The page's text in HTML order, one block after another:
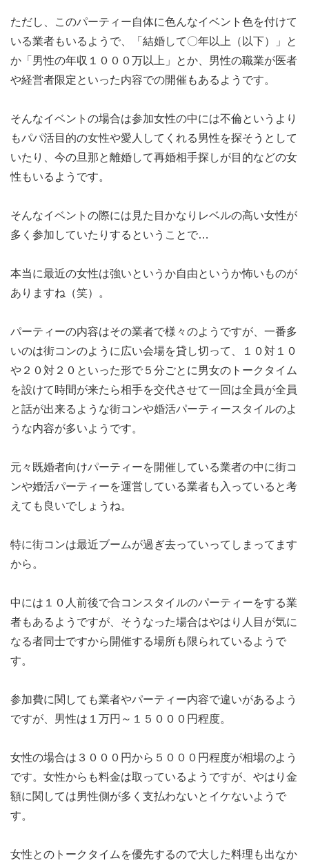
ただし、このパーティー自体に色んなイベント色を付けて
いる業者もいるようで、「結婚して〇年以上（以下）」と
か「男性の年収１０００万以上」とか、男性の職業が医者
や経営者限定といった内容での開催もあるようです。
そんなイベントの場合は参加女性の中には不倫というより
もパパ活目的の女性や愛人してくれる男性を探そうとして
いたり、今の旦那と離婚して再婚相手探しが目的などの女
性もいるようです。
そんなイベントの際には見た目かなりレベルの高い女性が
多く参加していたりするということで…
本当に最近の女性は強いというか自由というか怖いものが
ありますね（笑）。
パーティーの内容はその業者で様々のようですが、一番多
いのは街コンのように広い会場を貸し切って、１０対１０
や２０対２０といった形で５分ごとに男女のトークタイム
を設けて時間が来たら相手を交代させて一回は全員が全員
と話が出来るような街コンや婚活パーティースタイルのよ
うな内容が多いようです。
元々既婚者向けパーティーを開催している業者の中に街コ
ンや婚活パーティーを運営している業者も入っていると考
えても良いでしょうね。
特に街コンは最近ブームが過ぎ去っていってしまってます
から。
中には１０人前後で合コンスタイルのパーティーをする業
者もあるようですが、そうなった場合はやはり人目が気に
なる者同士ですから開催する場所も限られているようで
す。
参加費に関しても業者やパーティー内容で違いがあるよう
ですが、男性は１万円～１５０００円程度。
女性の場合は３０００円から５０００円程度が相場のよう
です。女性からも料金は取っているようですが、やはり金
額に関しては男性側が多く支払わないとイケないようで
す。
女性とのトークタイムを優先するので大した料理も出なか